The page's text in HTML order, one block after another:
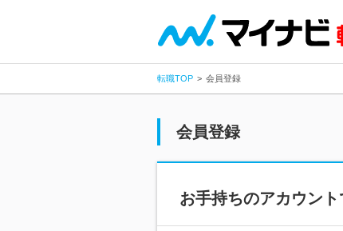
転職TOP 会員登録
会員登録
お手持ちのアカウント